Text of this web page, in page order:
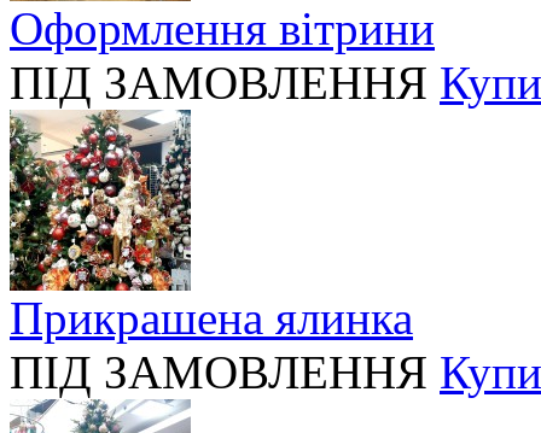
Оформлення вітрини
ПІД ЗАМОВЛЕННЯ
Прикрашена ялинка
ПІД ЗАМОВЛЕННЯ